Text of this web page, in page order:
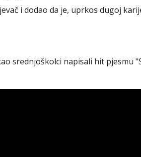
i dodao da je, uprkos dugoj
srednjoškolci napisali hit pjesmu